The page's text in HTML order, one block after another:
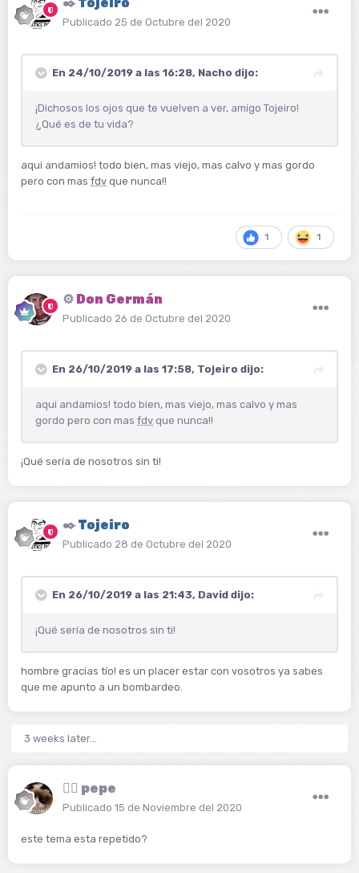
✒️Tojeiro
Publicado 25 de Octubre del 2020
En 24/10/2019 a las 16:28, Nacho dijo:
¡Dichosos los ojos que te vuelven a ver, amigo Tojeiro!
¿Qué es de tu vida?
aqui andamios! todo bien, mas viejo, mas calvo y mas gordo
pero con mas fdv que nunca!!
1 1
⚙️ Don Germán
Publicado 26 de Octubre del 2020
En 26/10/2019 a las 17:58, Tojeiro dijo:
aqui andamios! todo bien, mas viejo, mas calvo y mas
gordo pero con mas fdv que nunca!!
¡Qué sería de nosotros sin ti!
✒️Tojeiro
Publicado 28 de Octubre del 2020
En 26/10/2019 a las 21:43, David dijo:
¡Qué sería de nosotros sin ti!
hombre gracias tío! es un placer estar con vosotros ya sabes
que me apunto a un bombardeo.
3 weeks later...
🙍‍♂️ pepe
Publicado 15 de Noviembre del 2020
este tema esta repetido?